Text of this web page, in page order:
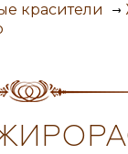
красители